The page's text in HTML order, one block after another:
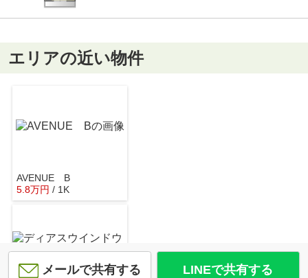
エリアの近い物件
AVENUE B
5.8万円 / 1K
メールで共有する LINEで共有する